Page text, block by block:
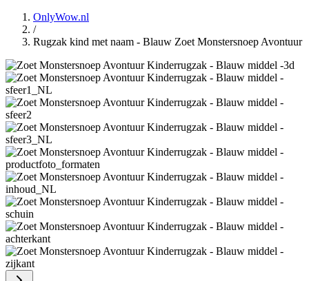
OnlyWow.nl
/
Rugzak kind met naam - Blauw Zoet Monstersnoep Avontuur